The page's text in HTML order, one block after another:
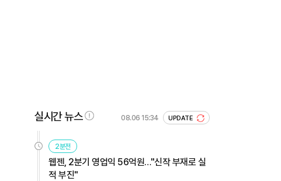
실시간 뉴스 08.06 15:34 UPDATE
2분전
웹젠, 2분기 영업익 56억원…"신작 부재로 실
적 부진"